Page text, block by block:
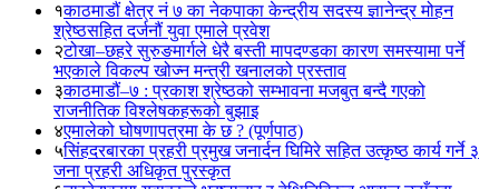
१काठमाडौं क्षेत्र नं ७ का नेकपाका केन्द्रीय सदस्य ज्ञानेन्द्र मोहन
श्रेष्ठसहित दर्जनौं युवा एमाले प्रवेश
२टोखा–छहरे सुरुङमार्गले धेरै बस्ती मापदण्डका कारण समस्यामा पर्ने
भएकाले विकल्प खोज्न मन्त्री खनालको प्रस्ताव
३काठमाडौं–७ : प्रकाश श्रेष्ठको सम्भावना मजबुत बन्दै गएको
राजनीतिक विश्लेषकहरूको बुझाइ
४एमालेको घोषणापत्रमा के छ ? (पूर्णपाठ)
५सिंहदरबारका प्रहरी प्रमुख जनार्दन घिमिरे सहित उत्कृष्ठ कार्य गर्ने ३
जना प्रहरी अधिकृत पुरस्कृत